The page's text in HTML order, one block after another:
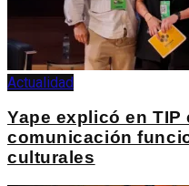
Actualidad
Yape explicó en
comunicación
culturales